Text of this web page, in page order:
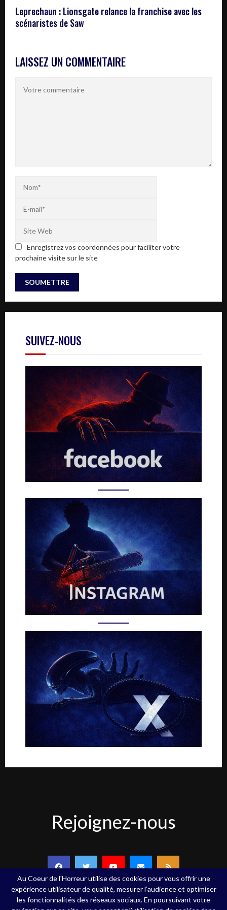
Leprechaun : Lionsgate relance la franchise avec les
scénaristes de Saw
LAISSEZ UN COMMENTAIRE
Enregistrez vos coordonnées pour faciliter votre
prochaine visite sur le site
SUIVEZ-NOUS
nous
Rejoignez-nous
Au Coeur de l'Horreur utilise des cookies pour vous offrir une
expérience utilisateur de qualité, mesurer l’audience et optimiser
les fonctionnalités des réseaux sociaux. En poursuivant votre